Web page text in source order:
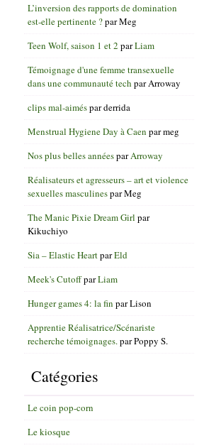
L’inversion des rapports de domination
est-elle pertinente ?parMeg
Teen Wolf, saison 1 et 2 parLiam
Témoignage d'une femme transexuelle
dans une communauté tech parArroway
clips mal-aimésparderrida
Menstrual Hygiene Day à Caen parmeg
Nos plus belles annéesparArroway
Réalisateurs et agresseurs – art et violence
sexuelles masculinesparMeg
The Manic Pixie Dream Girl par
Kikuchiyo
Sia – Elastic HeartparEld
Meek's CutoffparLiam
Hunger games 4: la fin parLison
Apprentie Réalisatrice/Scénariste
recherche témoignages. parPoppy S.
Catégories
Le coin pop-corn
Le kiosque